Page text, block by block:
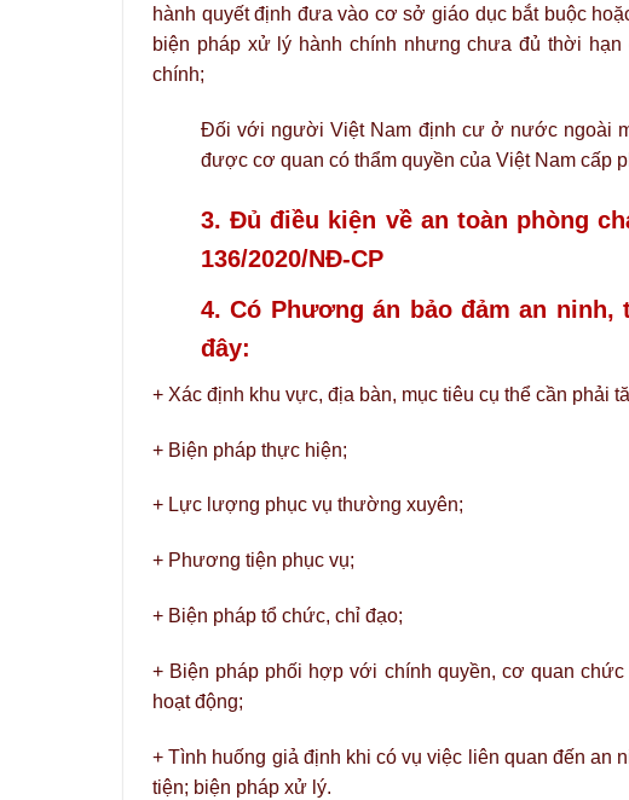
hành quyết định đưa vào cơ sở giáo dục bắt buộc
biện pháp xử lý hành chính nhưng chưa đủ thời
chính;
Đối với người Việt Nam định cư ở nước ngoài
được cơ quan có thẩm quyền của Việt Nam cấp
3. Đủ điều kiện về an toàn phòng
136/2020/NĐ-CP
4. Có Phương án bảo đảm an
đây:
+ Xác định khu vực, địa bàn, mục tiêu cụ thể cần phải
+ Biện pháp thực hiện;
+ Lực lượng phục vụ thường xuyên;
+ Phương tiện phục vụ;
+ Biện pháp tổ chức, chỉ đạo;
+ Biện pháp phối hợp với chính quyền, cơ quan
hoạt động;
+ Tình huống giả định khi có vụ việc liên quan đến
tiện; biện pháp xử lý.